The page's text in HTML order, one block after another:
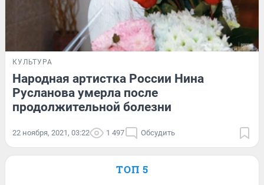
КУЛЬТУРА
Народная артистка России Нина
Русланова умерла после
продолжительной болезни
22 ноября, 2021, 03:22 1 497 Обсудить
ТОП 5